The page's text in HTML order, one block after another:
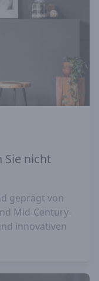
Sie nicht
geprägt von
Mid-Century-
innovativen